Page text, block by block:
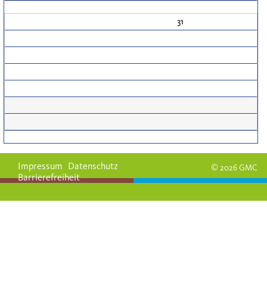
31
© 2026 GMC
Impressum Datenschutz
Barrierefreiheit